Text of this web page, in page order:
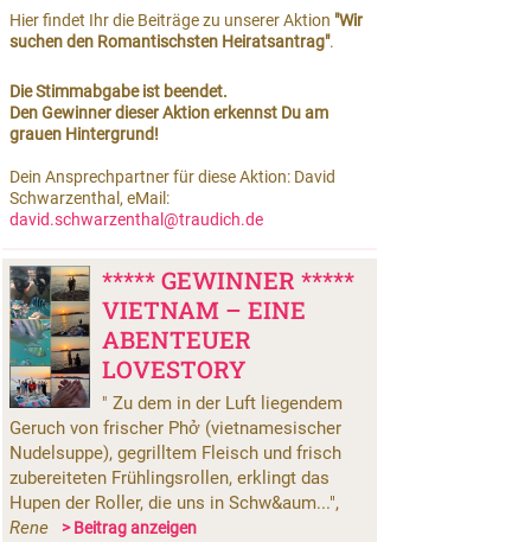
Hier findet Ihr die Beiträge zu unserer Aktion "Wir
suchen den Romantischsten Heiratsantrag".
Die Stimmabgabe ist beendet.
Den Gewinner dieser Aktion erkennst Du am
grauen Hintergrund!
Dein Ansprechpartner für diese Aktion: David
Schwarzenthal, eMail:
david.schwarzenthal@traudich.de
***** GEWINNER *****
VIETNAM – EINE
ABENTEUER
LOVESTORY
" Zu dem in der Luft liegendem
Geruch von frischer Phở (vietnamesischer
Nudelsuppe), gegrilltem Fleisch und frisch
zubereiteten Frühlingsrollen, erklingt das
Hupen der Roller, die uns in Schw&aum...",
Rene
> Beitrag anzeigen